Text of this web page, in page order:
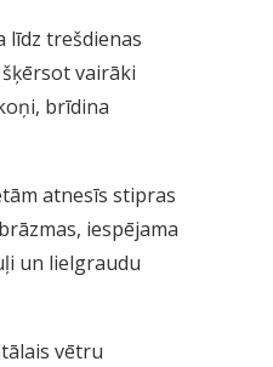
līdz trešdienas
vairāki
brīdina
atnesīs stipras
iespējama
un lielgraudu
vētru